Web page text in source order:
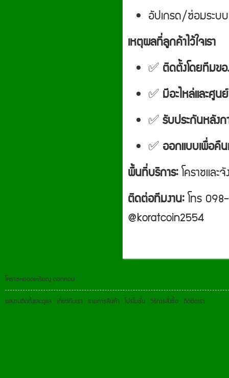
อัปเกรด/ซ่อมระบ
เหตุผลที่ลูกค้าไว้ใจเรา
✅ ติดตั้งโดยทีมขอ
✅ มีอะไหล่และศูน
✅รับประกันหลังก
✅ ออกแบบเพื่อคื
พื้นที่บริการ:โคราชและ
ติดต่อทีมงาน:โทร
@koratcoin2554
โคราชหยอดเหรียญ ดอทคอม
ผลงานติดตั้งและดูแล เกี่ยวกับเรา รายการสินค้า โปรโมชั่น วิธีการสั่งซื้อ ติดต่อเรา